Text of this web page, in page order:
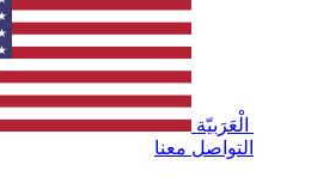
الْعَرَبيّة
التواصل معنا